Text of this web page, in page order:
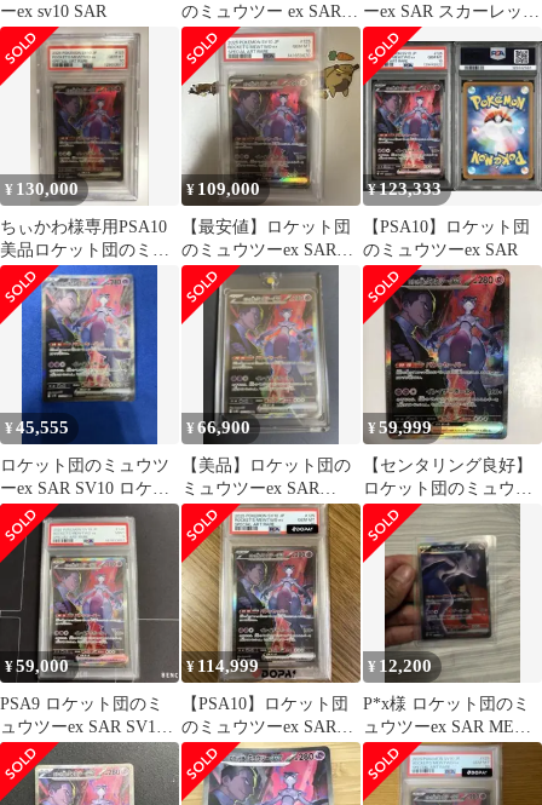
ーex sv10 SAR
のミュウツー ex SAR
125/098
ーex SAR スカーレット
&バイオレット SV10
¥ 130,000
ちぃかわ様専用PSA10
美品ロケット団のミュ
ウツーex SAR 125/098
¥ 109,000
【最安値】ロケット団
のミュウツーex SAR
PSA10 ロケット団の栄
光
¥123,333
【PSA10】ロケット団
のミュウツーex SAR
¥45,555
ロケット団のミュウツ
ーex SAR SV10 ロケッ
ト団の栄光 125/098
¥66,900
【美品】ロケット団の
ミュウツーex SAR
SV10 ロケット団の栄光
¥59,999
【センタリング良好】
ロケット団のミュウツ
ーex SAR sv10
¥59,000
PSA9 ロケット団のミ
ュウツーex SAR SV10
ロケット団の栄光
¥ 114,999
【PSA10】ロケット団
のミュウツーex SAR
125/098 sv10
¥ 12,200
P*x様 ロケット団のミ
ュウツーex SAR MEGA
ハイクラスパック MEG